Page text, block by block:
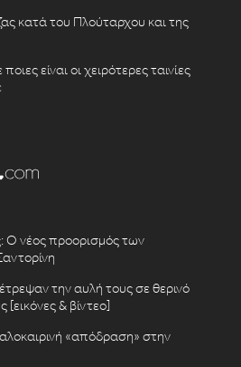
κατά του Πλούταρχου και της
είναι οι χειρότερες ταινίες
Ο νέος προορισμός των
την αυλή τους σε θερινό
[εικόνες & βίντεο]
«απόδραση» στην